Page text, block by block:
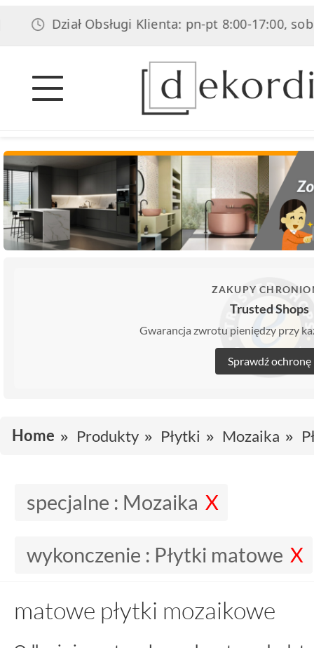
Dział Obsługi Klienta: pn-pt 8:00-17:00, sob 8:00-
ZAKUPY
Trusted Shops
Gwarancja zwrotu pieniędzy przy
Sprawdź ochronę
Home Produkty Płytki Mozaika
specjalne : Mozaika
wykonczenie : Płytki matowe
matowe płytki mozaikowe